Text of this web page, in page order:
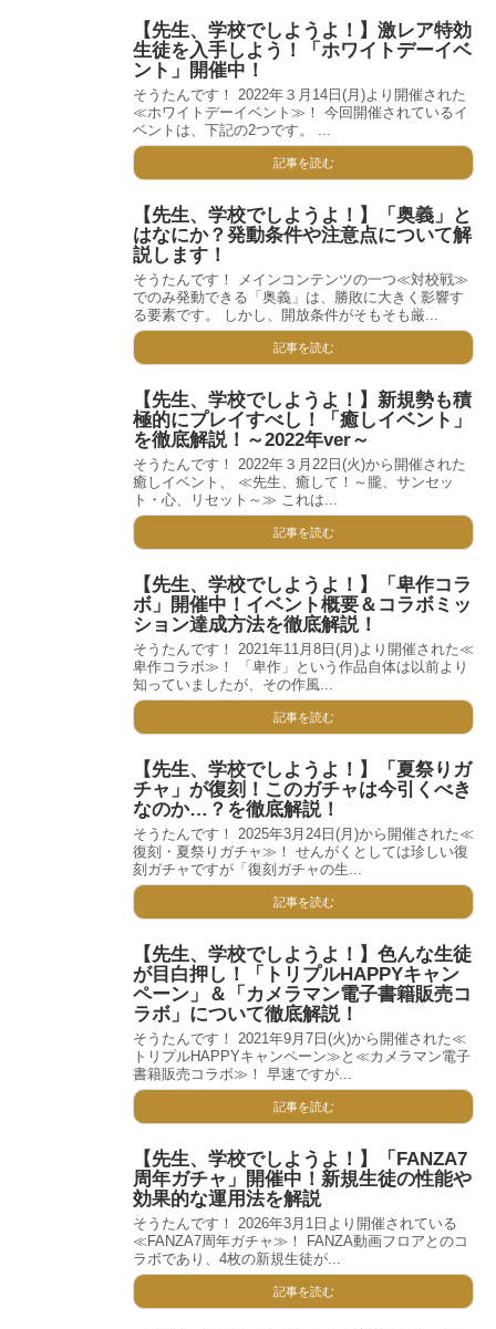
【先生、学校でしようよ！】激レア特効
生徒を入手しよう！「ホワイトデーイベ
ント」開催中！
そうたんです！ 2022年３月14日(月)より開催された
≪ホワイトデーイベント≫！ 今回開催されているイ
ベントは、下記の2つです。 ...
記事を読む
【先生、学校でしようよ！】「奥義」と
はなにか？発動条件や注意点について解
説します！
そうたんです！ メインコンテンツの一つ≪対校戦≫
でのみ発動できる「奥義」は、勝敗に大きく影響す
る要素です。 しかし、開放条件がそもそも厳...
記事を読む
【先生、学校でしようよ！】新規勢も積
極的にプレイすべし！「癒しイベント」
を徹底解説！～2022年ver～
そうたんです！ 2022年３月22日(火)から開催された
癒しイベント、 ≪先生、癒して！～朧、サンセッ
ト・心、リセット～≫ これは...
記事を読む
【先生、学校でしようよ！】「卑作コラ
ボ」開催中！イベント概要＆コラボミッ
ション達成方法を徹底解説！
そうたんです！ 2021年11月8日(月)より開催された≪
卑作コラボ≫！ 「卑作」という作品自体は以前より
知っていましたが、その作風...
記事を読む
【先生、学校でしようよ！】「夏祭りガ
チャ」が復刻！このガチャは今引くべき
なのか…？を徹底解説！
そうたんです！ 2025年3月24日(月)から開催された≪
復刻・夏祭りガチャ≫！ せんがくとしては珍しい復
刻ガチャですが「復刻ガチャの生...
記事を読む
【先生、学校でしようよ！】色んな生徒
が目白押し！「トリプルHAPPYキャン
ペーン」＆「カメラマン電子書籍販売コ
ラボ」について徹底解説！
そうたんです！ 2021年9月7日(火)から開催された≪
トリプルHAPPYキャンペーン≫と≪カメラマン電子
書籍販売コラボ≫！ 早速ですが...
記事を読む
【先生、学校でしようよ！】「FANZA7
周年ガチャ」開催中！新規生徒の性能や
効果的な運用法を解説
そうたんです！ 2026年3月1日より開催されている
≪FANZA7周年ガチャ≫！ FANZA動画フロアとのコ
ラボであり、4枚の新規生徒が...
記事を読む